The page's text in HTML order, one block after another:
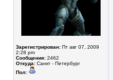
Зарегистрирован: Пт авг 07, 2009
2:28 pm
Сообщения: 2462
Откуда: Санкт - Петербург
Пол: